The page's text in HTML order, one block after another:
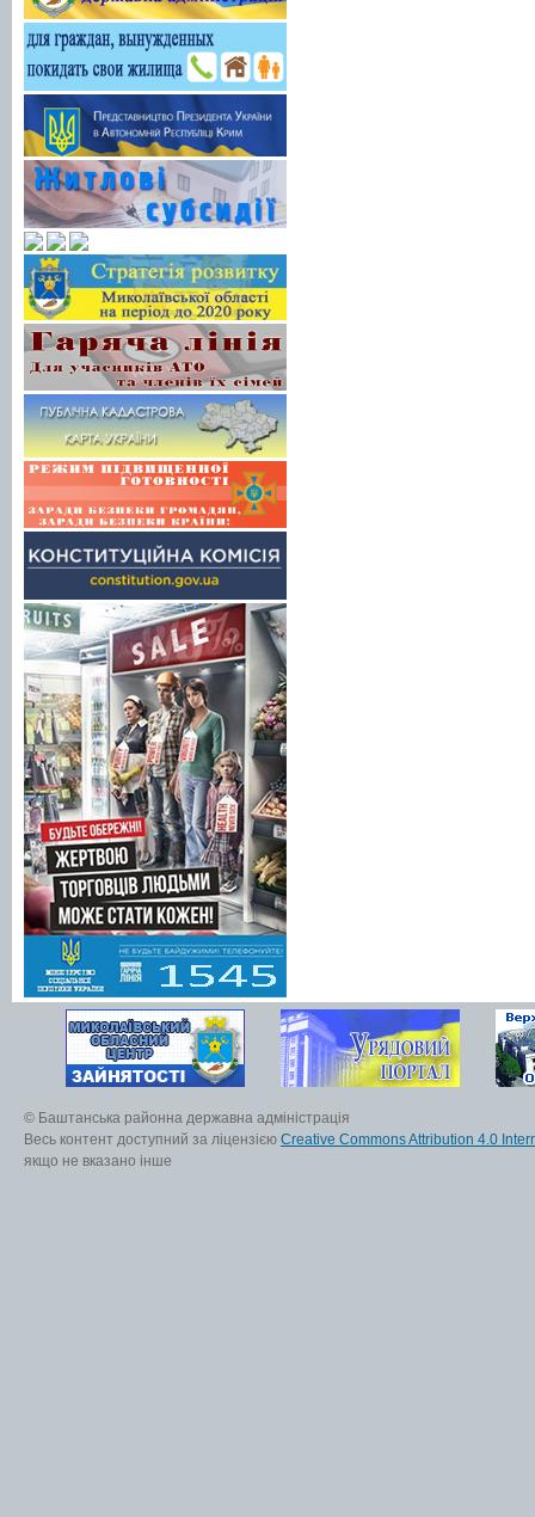
© Баштанська районна державна адміністрація
Весь контент доступний за ліцензією Creative Commons Attribution 4.0
якщо не вказано інше